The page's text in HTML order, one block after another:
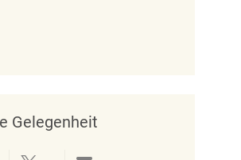
Gelegenheit